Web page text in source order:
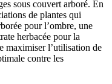
sous couvert arboré. En
de plantes qui
pour l’ombre, une
herbacée pour la
maximiser l’utilisation de
contre les